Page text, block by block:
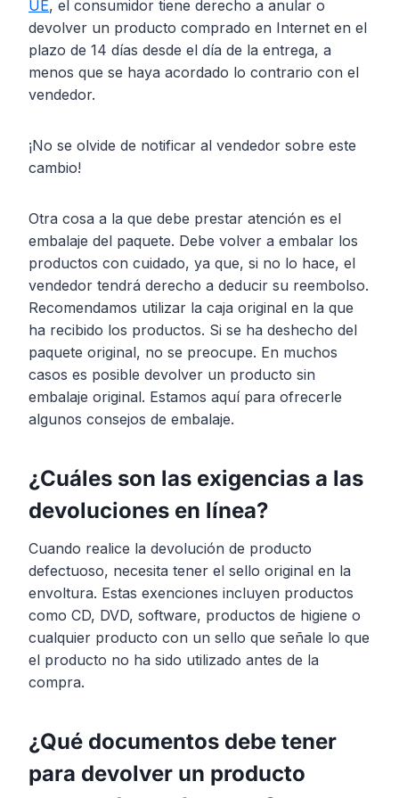
UE, el consumidor tiene derecho a anular o
devolver un producto comprado en Internet en el
plazo de 14 días desde el día de la entrega, a
menos que se haya acordado lo contrario con el
vendedor.
¡No se olvide de notificar al vendedor sobre este
cambio!
Otra cosa a la que debe prestar atención es el
embalaje del paquete. Debe volver a embalar los
productos con cuidado, ya que, si no lo hace, el
vendedor tendrá derecho a deducir su reembolso.
Recomendamos utilizar la caja original en la que
ha recibido los productos. Si se ha deshecho del
paquete original, no se preocupe. En muchos
casos es posible devolver un producto sin
embalaje original. Estamos aquí para ofrecerle
algunos consejos de embalaje.
¿Cuáles son las exigencias a las
devoluciones en línea?
Cuando realice la devolución de producto
defectuoso, necesita tener el sello original en la
envoltura. Estas exenciones incluyen productos
como CD, DVD, software, productos de higiene o
cualquier producto con un sello que señale lo que
el producto no ha sido utilizado antes de la
compra.
¿Qué documentos debe tener
para devolver un producto